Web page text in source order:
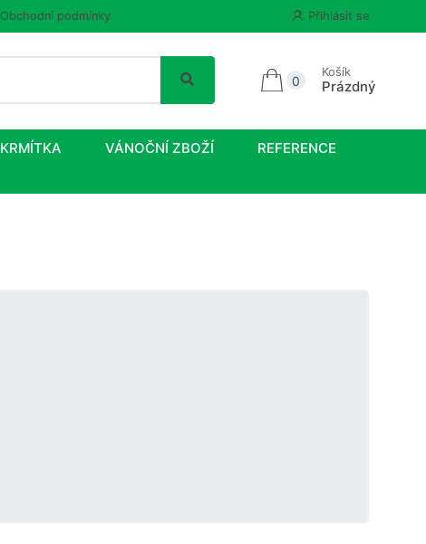
Obchodní podmínky Přihlásit se
0
Košík
Prázdný
KRMÍTKA VÁNOČNÍ ZBOŽÍ
REFERENCE